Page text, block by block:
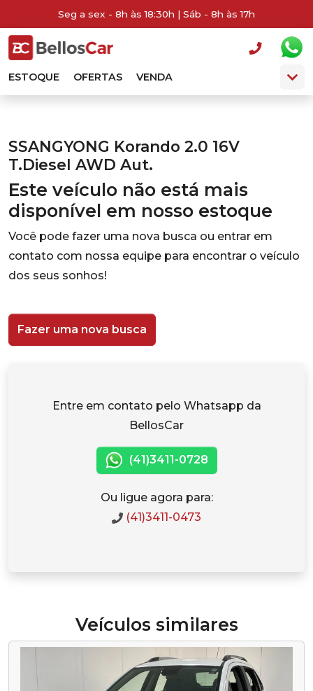
Seg a sex - 8h às 18:30h | Sáb - 8h às 17h
ESTOQUE OFERTAS VENDA
SSANGYONG Korando 2.0 16V
T.Diesel AWD Aut.
Este veículo não está mais
disponível em nosso estoque
Você pode fazer uma nova busca ou entrar em
contato com nossa equipe para encontrar o veículo
dos seus sonhos!
Fazer uma nova busca
Entre em contato pelo Whatsapp da
BellosCar
(41)3411-0728
Ou ligue agora para:
(41)3411-0473
Veículos similares